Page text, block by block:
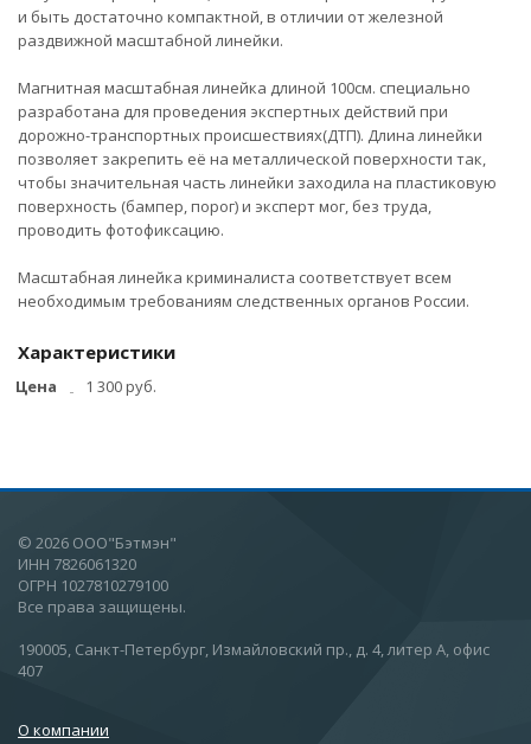
и быть достаточно компактной, в отличии от железной
раздвижной масштабной линейки.
Магнитная масштабная линейка длиной 100см. специально
разработана для проведения экспертных действий при
дорожно-транспортных происшествиях(ДТП). Длина линейки
позволяет закрепить её на металлической поверхности так,
чтобы значительная часть линейки заходила на пластиковую
поверхность (бампер, порог) и эксперт мог, без труда,
проводить фотофиксацию.
Масштабная линейка криминалиста соответствует всем
необходимым требованиям следственных органов России.
Характеристики
Цена 1 300 руб.
© 2026 ООО"Бэтмэн"
ИНН 7826061320
ОГРН 1027810279100
Все права защищены.
190005, Санкт-Петербург, Измайловский пр., д. 4, литер А, офис
407
О компании